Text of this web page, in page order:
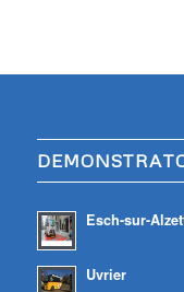
Esch-sur-
Uvrier